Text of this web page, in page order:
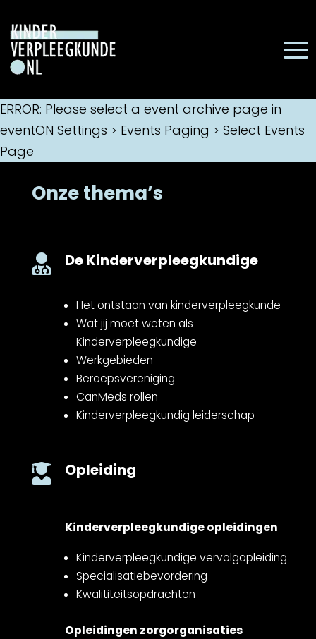
ERROR: Please select a event archive page in
eventON Settings > Events Paging > Select Events
Page
Onze thema’s
 De Kinderverpleegkundige
Het ontstaan van kinderverpleegkunde
Wat jij moet weten als
Kinderverpleegkundige
Werkgebieden
Beroepsvereniging
CanMeds rollen
Kinderverpleegkundig leiderschap
 Opleiding
Kinderverpleegkundige opleidingen
Kinderverpleegkundige vervolgopleiding
Specialisatiebevordering
Kwalititeitsopdrachten
Opleidingen zorgorganisaties